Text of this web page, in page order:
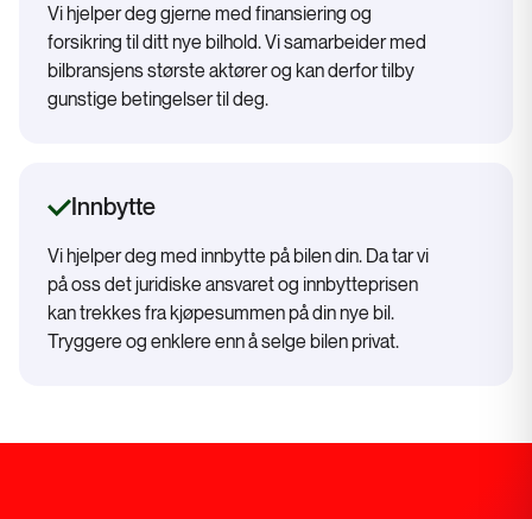
Vi hjelper deg gjerne med finansiering og
forsikring til ditt nye bilhold. Vi samarbeider med
bilbransjens største aktører og kan derfor tilby
gunstige betingelser til deg.
Innbytte
Vi hjelper deg med innbytte på bilen din. Da tar vi
på oss det juridiske ansvaret og innbytteprisen
kan trekkes fra kjøpesummen på din nye bil.
Tryggere og enklere enn å selge bilen privat.